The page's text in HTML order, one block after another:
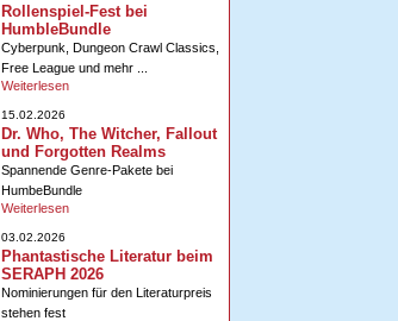
Rollenspiel-Fest bei
HumbleBundle
Cyberpunk, Dungeon Crawl Classics,
Free League und mehr ...
Weiterlesen
15.02.2026
Dr. Who, The Witcher, Fallout
und Forgotten Realms
Spannende Genre-Pakete bei
HumbeBundle
Weiterlesen
03.02.2026
Phantastische Literatur beim
SERAPH 2026
Nominierungen für den Literaturpreis
stehen fest